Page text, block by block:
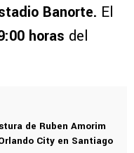
Banorte. El
horas del
de Ruben Amorim
City en Santiago